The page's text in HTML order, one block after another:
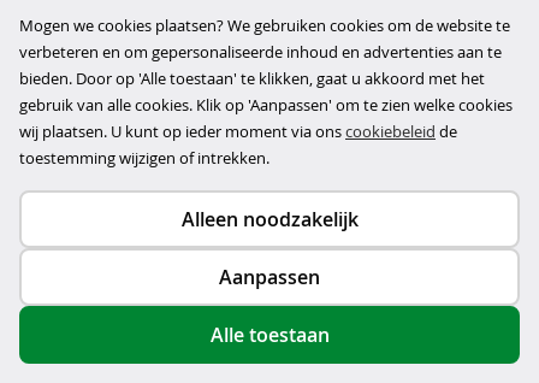
Contactformulier
Herroeping
Over ons
Bedrijfsgegevens
Werkwijze
Copyright © 2026
privacy- en cookiebeleid
Mogen we cookies plaatsen? We gebruiken cookies om de website te
verbeteren en om gepersonaliseerde inhoud en advertenties aan te
bieden. Door op 'Alle toestaan' te klikken, gaat u akkoord met het
gebruik van alle cookies. Klik op 'Aanpassen' om te zien welke cookies
wij plaatsen. U kunt op ieder moment via onscookiebeleid de
toestemming wijzigen of intrekken.
Alleen noodzakelijk
Aanpassen
Alle toestaan